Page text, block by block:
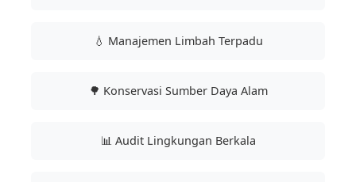
💧 Manajemen Limbah Terpadu
🌳 Konservasi Sumber Daya Alam
📊 Audit Lingkungan Berkala